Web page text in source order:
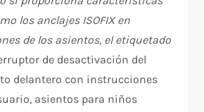
los anclajes ISOFIX en
de los asientos, el etiquetado
de desactivación del
delantero con instrucciones
asientos para niños